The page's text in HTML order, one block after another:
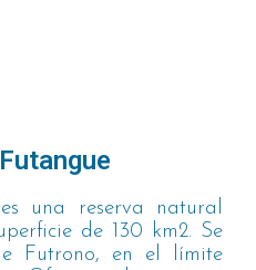
una reserva natural
de 130 km2. Se
Futrono, en el límite